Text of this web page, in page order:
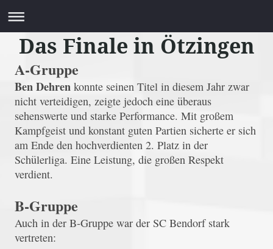
Das Finale in Ötzingen
A‑Gruppe
Ben Dehren konnte seinen Titel in diesem Jahr zwar
nicht verteidigen, zeigte jedoch eine überaus
sehenswerte und starke Performance. Mit großem
Kampfgeist und konstant guten Partien sicherte er sich
am Ende den hochverdienten 2. Platz in der
Schülerliga. Eine Leistung, die großen Respekt
verdient.
B‑Gruppe
Auch in der B‑Gruppe war der SC Bendorf stark
vertreten: